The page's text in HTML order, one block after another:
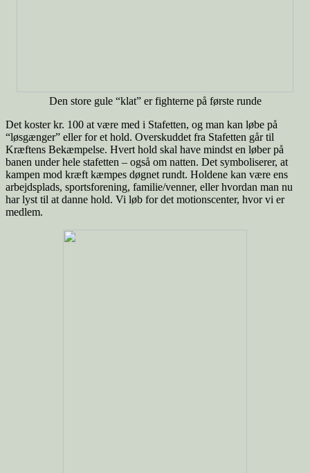
Den store gule “klat” er fighterne på første runde
Det koster kr. 100 at være med i Stafetten, og man kan løbe på
“løsgænger” eller for et hold. Overskuddet fra Stafetten går til
Kræftens Bekæmpelse. Hvert hold skal have mindst en løber på
banen under hele stafetten – også om natten. Det symboliserer, at
kampen mod kræft kæmpes døgnet rundt. Holdene kan være ens
arbejdsplads, sportsforening, familie/venner, eller hvordan man nu
har lyst til at danne hold. Vi løb for det motionscenter, hvor vi er
medlem.